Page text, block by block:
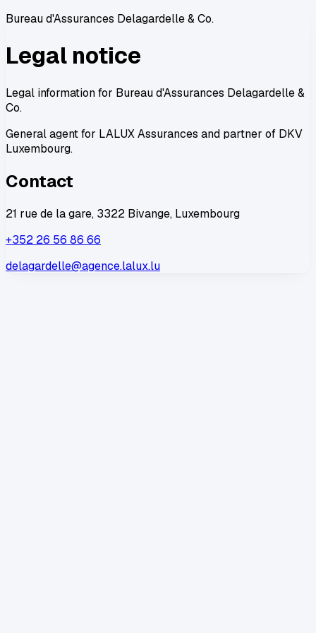
Bureau d'Assurances Delagardelle & Co.
Legal notice
Legal information for Bureau d'Assurances Delagardelle &
Co.
General agent for LALUX Assurances and partner of DKV
Luxembourg.
Contact
21 rue de la gare, 3322 Bivange, Luxembourg
+352 26 56 86 66
delagardelle@agence.lalux.lu